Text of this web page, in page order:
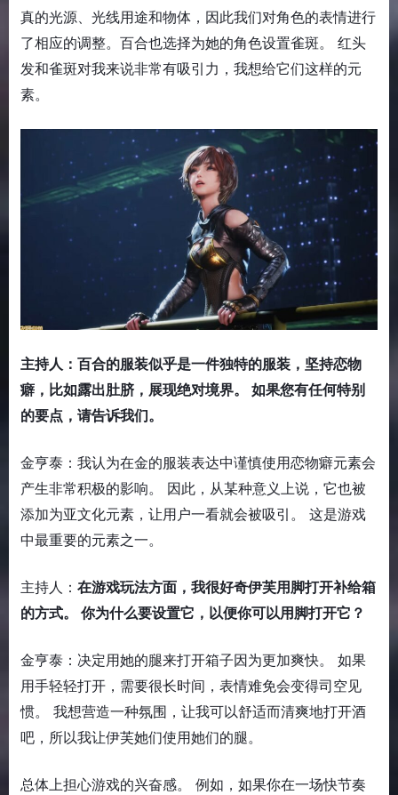
真的光源、光线用途和物体，因此我们对角色的表情进行
了相应的调整。百合也选择为她的角色设置雀斑。 红头
发和雀斑对我来说非常有吸引力，我想给它们这样的元
素。
主持人：百合的服装似乎是一件独特的服装，坚持恋物
癖，比如露出肚脐，展现绝对境界。 如果您有任何特别
的要点，请告诉我们。
金亨泰：我认为在金的服装表达中谨慎使用恋物癖元素会
产生非常积极的影响。 因此，从某种意义上说，它也被
添加为亚文化元素，让用户一看就会被吸引。 这是游戏
中最重要的元素之一。
主持人： 在游戏玩法方面，我很好奇伊芙用脚打开补给箱
的方式。 你为什么要设置它，以便你可以用脚打开它？
金亨泰：决定用她的腿来打开箱子因为更加爽快。 如果
用手轻轻打开，需要很长时间，表情难免会变得司空见
惯。 我想营造一种氛围，让我可以舒适而清爽地打开酒
吧，所以我让伊芙她们使用她们的腿。
总体上担心游戏的兴奋感。 例如，如果你在一场快节奏